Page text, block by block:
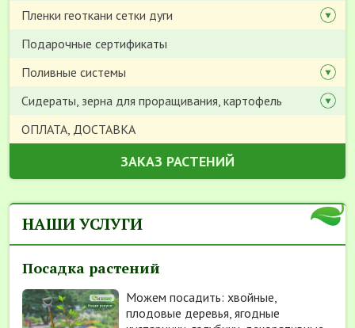
Пленки геоткани сетки дуги
Подарочные сертификаты
Поливные системы
Сидераты, зерна для проращивания, картофель
ОПЛАТА, ДОСТАВКА
ЗАКАЗ РАСТЕНИЙ
НАШИ УСЛУГИ
Посадка растений
Можем посадить: хвойные,
плодовые деревья, ягодные